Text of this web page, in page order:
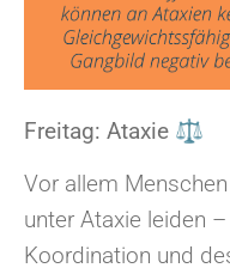
Freitag: Ataxie ⚖
Vor allem
unter Ataxie leiden
Koordination und